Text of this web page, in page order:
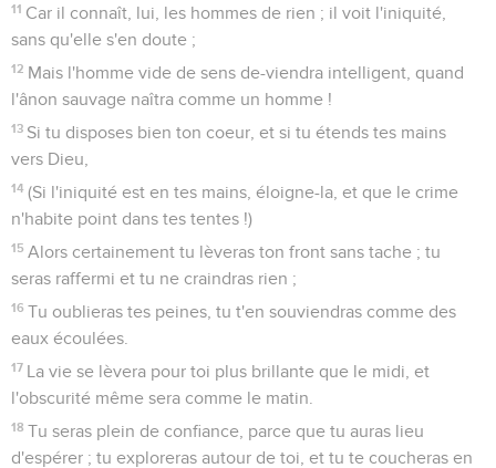
11 Car il connaît, lui, les hommes de rien ; il voit l'iniquité,
sans qu'elle s'en doute ;
12 Mais l'homme vide de sens de-viendra intelligent, quand
l'ânon sauvage naîtra comme un homme !
13 Si tu disposes bien ton coeur, et si tu étends tes mains
vers Dieu,
14 (Si l'iniquité est en tes mains, éloigne-la, et que le crime
n'habite point dans tes tentes !)
15 Alors certainement tu lèveras ton front sans tache ; tu
seras raffermi et tu ne craindras rien ;
16 Tu oublieras tes peines, tu t'en souviendras comme des
eaux écoulées.
17 La vie se lèvera pour toi plus brillante que le midi, et
l'obscurité même sera comme le matin.
18 Tu seras plein de confiance, parce que tu auras lieu
d'espérer ; tu exploreras autour de toi, et tu te coucheras en